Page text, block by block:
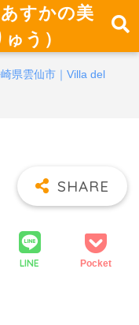
すかの美
う）
県雲仙市｜Villa del
LINE Pocket